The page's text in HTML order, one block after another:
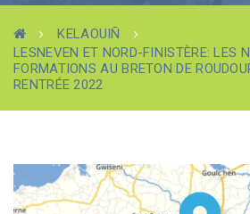
KELAOUIÑ
LESNEVEN ET NORD-FINISTÈRE: LES
FORMATIONS AU BRETON DE
RENTRÉE 2022